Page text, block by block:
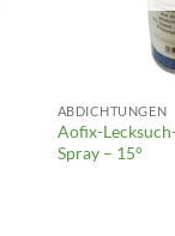
ABDICHTUNGEN
Aofix-
Spray – 15°